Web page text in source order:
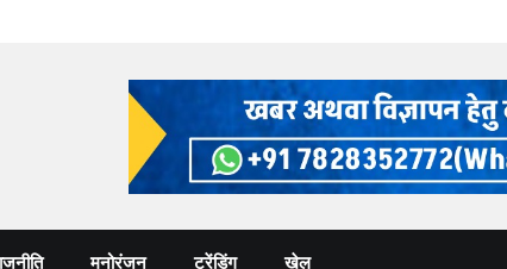
मनोरंजन ट्रेंडिंग खेल